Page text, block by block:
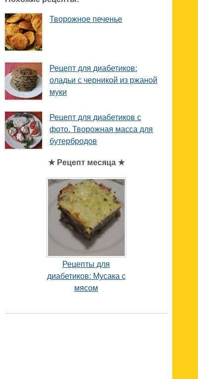
Творожное печенье
Рецепт для диабетиков:
оладьи с черникой из ржаной
муки
Рецепт для диабетиков с
фото. Творожная масса для
бутербродов
★ Рецепт месяца ★
Рецепты для
диабетиков: Мусака с
мясом